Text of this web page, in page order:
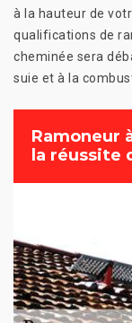
à la hauteur de
qualifications de
cheminée sera
suie et à la
Ramoneur
la réussite